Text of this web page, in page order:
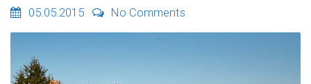
05.05.2015 No Comments